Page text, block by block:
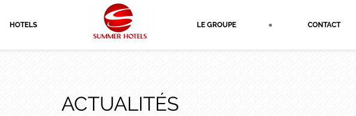
HOTELS LE GROUPE CONTACT
ACTUALITÉS